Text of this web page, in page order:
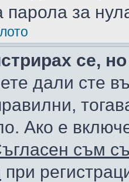
парола за
се,
дали сте
Ако е
съм
при